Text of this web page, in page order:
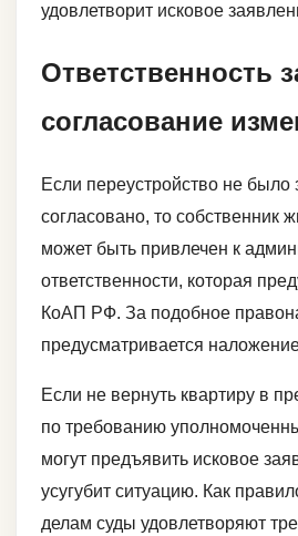
удовлетворит исковое
Ответственность
согласование
Если переустройство не было
согласовано, то собственник
может быть привлечен к
ответственности, которая
КоАП РФ. За подобное
предусматривается
Если не вернуть квартиру в
по требованию
могут предъявить исковое
усугубит ситуацию. Как
делам суды удовлетворяют